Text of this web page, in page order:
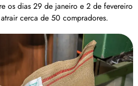
os dias 29 de janeiro e 2 de fevereiro
cerca de 50 compradores.